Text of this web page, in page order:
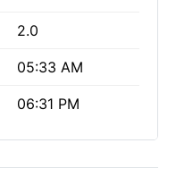
2.0
05:33 AM
06:31 PM